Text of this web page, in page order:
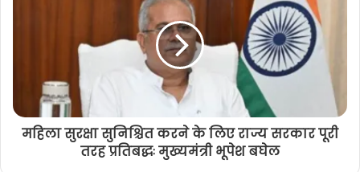
महिला सुरक्षा सुनिश्चित करने के लिए राज्य सरकार पूरी
तरह प्रतिबद्धः मुख्यमंत्री भूपेश बघेल